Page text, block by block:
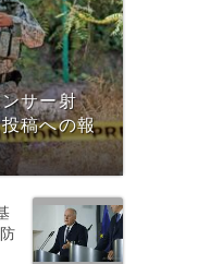
サー射
稿への報